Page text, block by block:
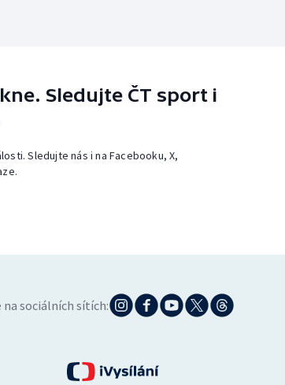
Sledujte ČT sport i
Sledujte nás i na Facebooku, X,
na sociálních sítích: